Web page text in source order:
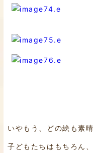
いやもう、どの絵も素
子どもたちはもちろん、